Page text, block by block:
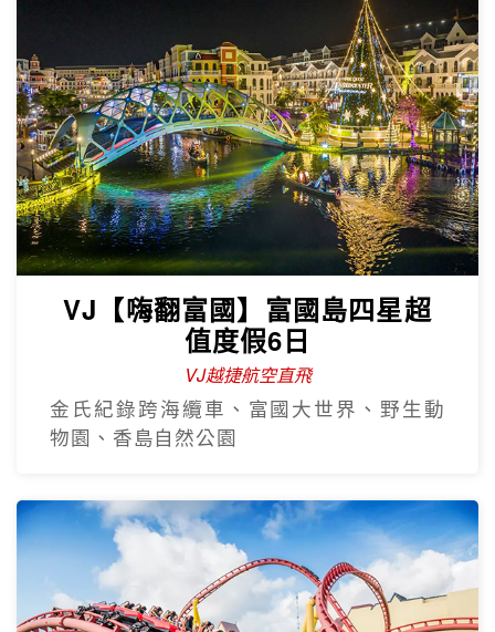
VJ【嗨翻富國】富國島四星超
值度假6日
VJ越捷航空直飛
金氏紀錄跨海纜車、富國大世界、野生動
物園、香島自然公園